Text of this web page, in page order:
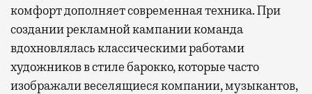
комфорт дополняет современная техника. При
создании рекламной кампании команда
вдохновлялась классическими работами
художников в стиле барокко, которые часто
изображали веселящиеся компании, музыкантов,